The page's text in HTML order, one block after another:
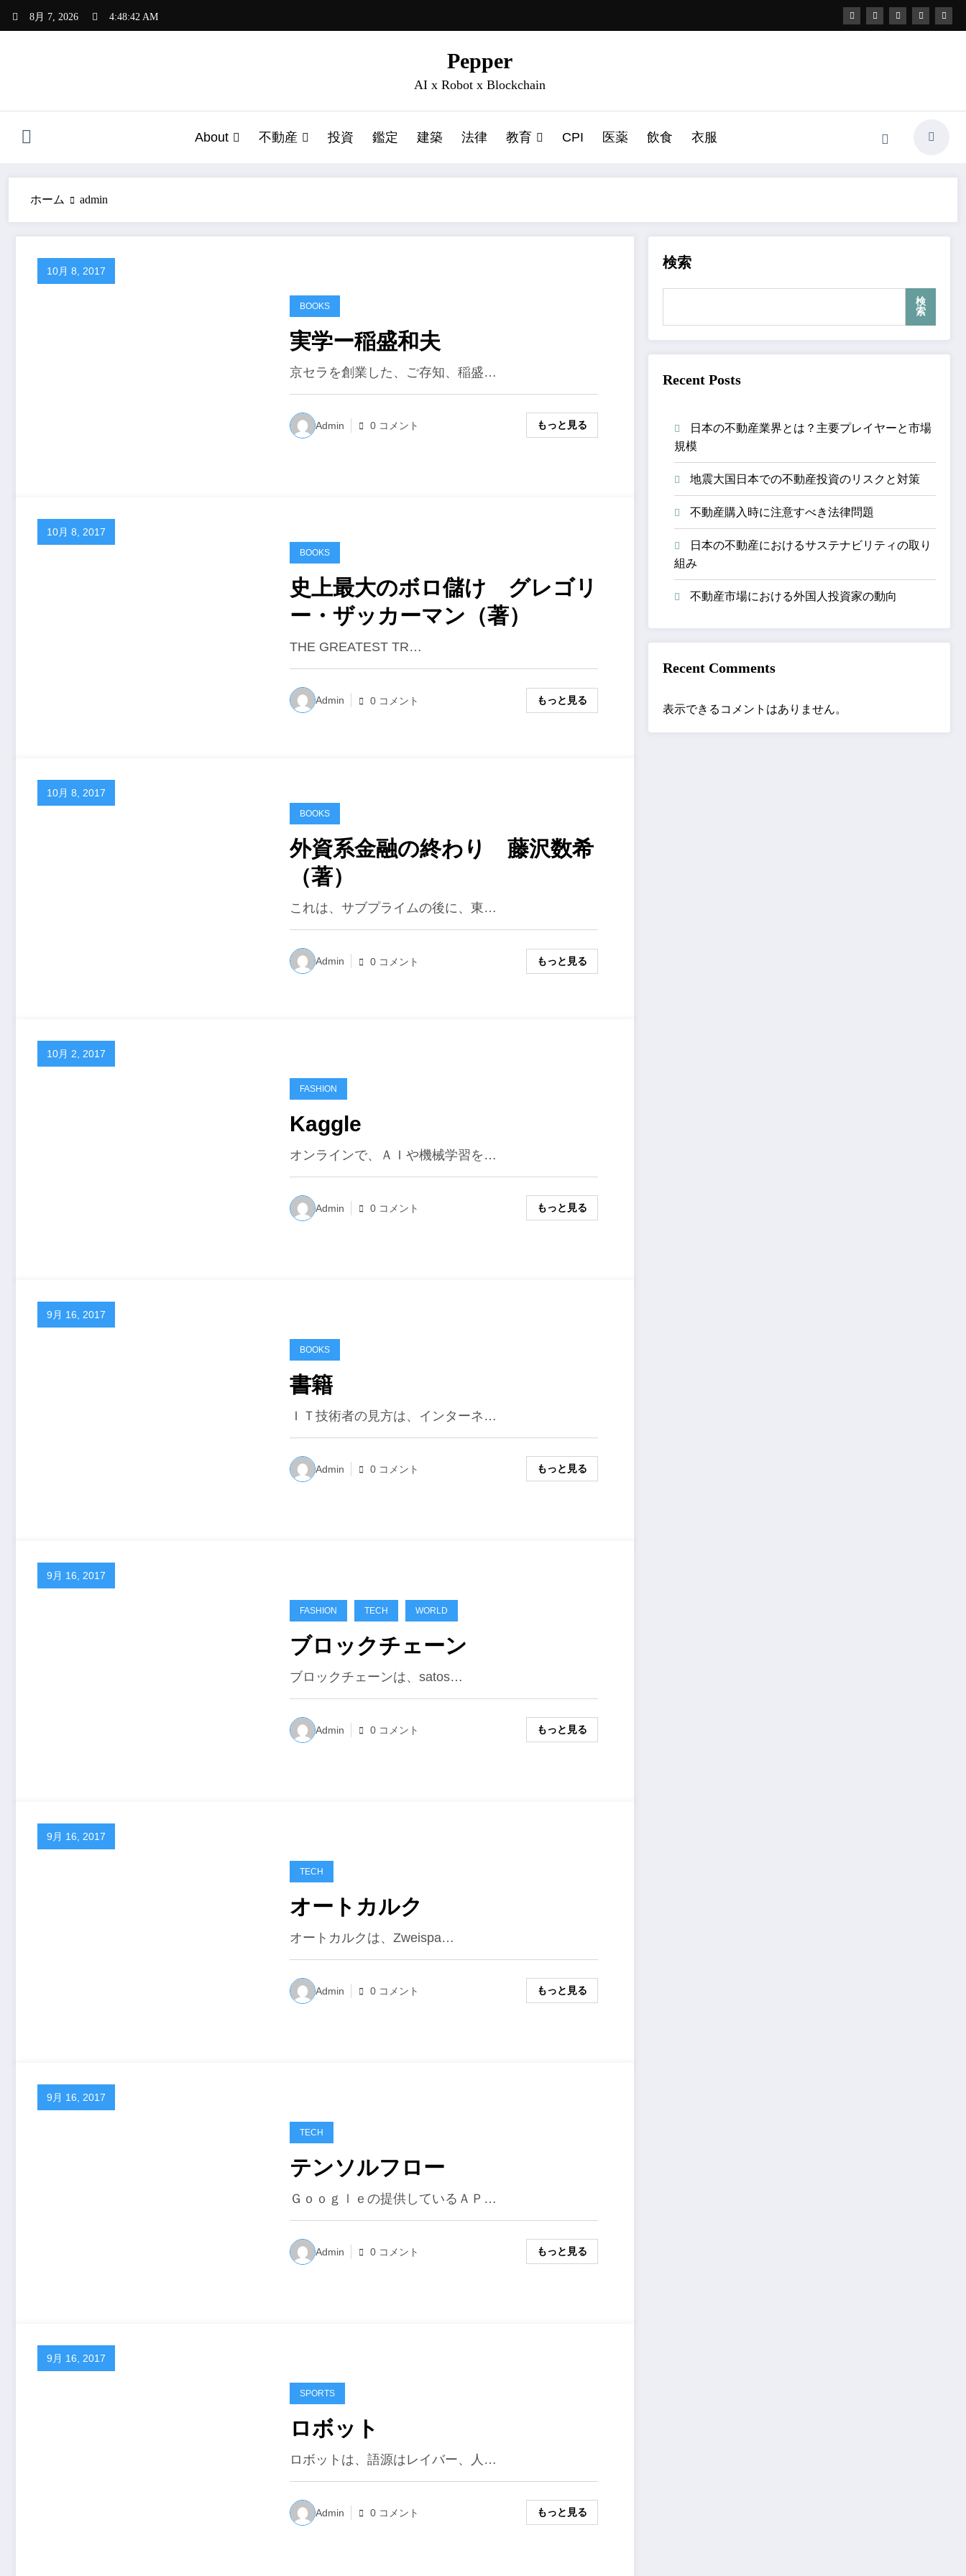
8月 7, 2026 4:48:43 AM
Pepper
AI x Robot x Blockchain
About 不動産 投資 鑑定 建築 法律 教育 CPI 医薬 飲食 衣服
ホーム admin
10月 8, 2017
BOOKS
実学ー稲盛和夫
京セラを創業した、ご存知、稲盛…
Admin 0 コメント もっと見る
10月 8, 2017
BOOKS
史上最大のボロ儲け グレゴリ
ー・ザッカーマン（著）
THE GREATEST TR…
Admin 0 コメント もっと見る
10月 8, 2017
BOOKS
外資系金融の終わり 藤沢数希
（著）
これは、サブプライムの後に、東…
Admin 0 コメント もっと見る
10月 2, 2017
FASHION
Kaggle
オンラインで、ＡＩや機械学習を…
Admin 0 コメント もっと見る
9月 16, 2017
BOOKS
書籍
ＩＴ技術者の見方は、インターネ…
Admin 0 コメント もっと見る
9月 16, 2017
FASHION TECH WORLD
ブロックチェーン
ブロックチェーンは、satos…
Admin 0 コメント もっと見る
9月 16, 2017
TECH
オートカルク
オートカルクは、Zweispa…
Admin 0 コメント もっと見る
9月 16, 2017
TECH
テンソルフロー
Ｇｏｏｇｌｅの提供しているＡＰ…
Admin 0 コメント もっと見る
9月 16, 2017
SPORTS
ロボット
ロボットは、語源はレイバー、人…
Admin 0 コメント もっと見る
検索
検
索
Recent Posts
日本の不動産業界とは？主要プレイヤーと市場
規模
地震大国日本での不動産投資のリスクと対策
不動産購入時に注意すべき法律問題
日本の不動産におけるサステナビリティの取り
組み
不動産市場における外国人投資家の動向
Recent Comments
表示できるコメントはありません。